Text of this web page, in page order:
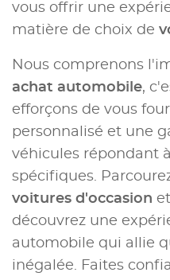
vous offrir une
matière de choix de
Nous comprenons
achat automobile,
efforçons de vous
personnalisé et une
véhicules répondant
spécifiques.
voitures d'occasion
découvrez une
automobile qui allie
inégalée. Faites